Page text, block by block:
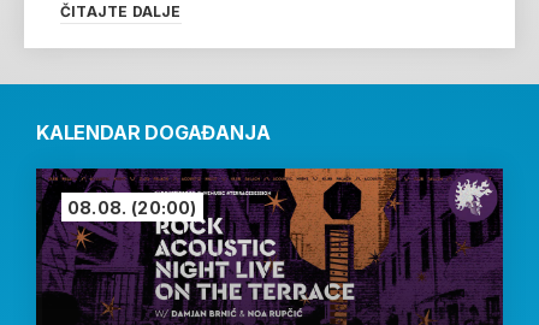
ČITAJTE DALJE
KALENDAR DOGAĐANJA
08.08. (20:00)